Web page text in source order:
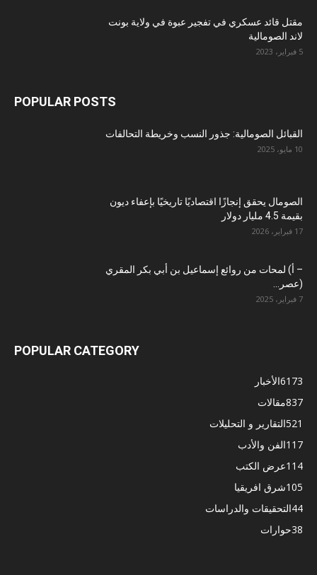
مقتل قائد عسكري في تفجير عبوة في ولاية بونت
لاند الصومالية
5 فبراير، 2023
POPULAR POSTS
القبائل الصومالية: جذور النسب وخريطة التحالفات
10 مايو، 2025
الصومال يحقق إنجازًا اقتصاديًا تاريخيًا بإعفاء ديون
بقيمة 4.5 مليار دولار
17 فبراير، 2026
– أ) لمحات من روائع إسماعيل بن أبي بكر المقري
(عصر...
7 فبراير، 2025
POPULAR CATEGORY
الأخبار6173
مقالات837
التقارير و التحليلات521
الفن والأدب117
عرض الكتب114
شرق افريقيا105
التحقيقات والدراسات44
حوارات38